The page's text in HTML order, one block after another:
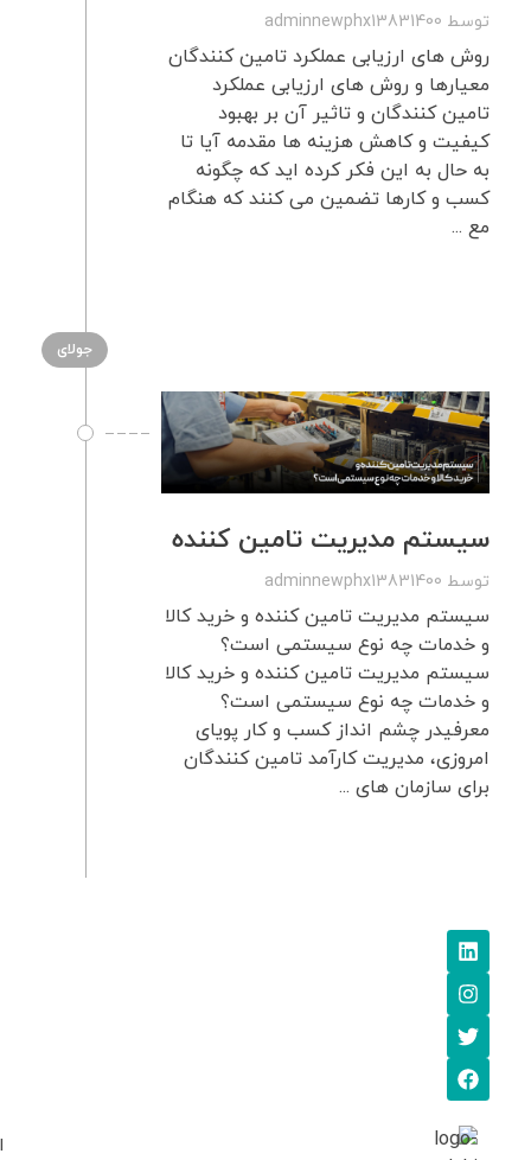
توسط adminnewphx13831400
روش های ارزیابی عملکرد تامین کنندگان
معیارها و روش های ارزیابی عملکرد
تامین کنندگان و تاثیر آن بر بهبود
کیفیت و کاهش هزینه ها مقدمه آیا تا
به حال به این فکر کرده اید که چگونه
کسب و کارها تضمین می کنند که هنگام
مع ...
جولای
سیستم مدیریت تامین کننده
توسط adminnewphx13831400
سیستم مدیریت تامین کننده و خرید کالا
و خدمات چه نوع سیستمی است؟
سیستم مدیریت تامین کننده و خرید کالا
و خدمات چه نوع سیستمی است؟
معرفیدر چشم انداز کسب و کار پویای
امروزی، مدیریت کارآمد تامین کنندگان
برای سازمان های ...